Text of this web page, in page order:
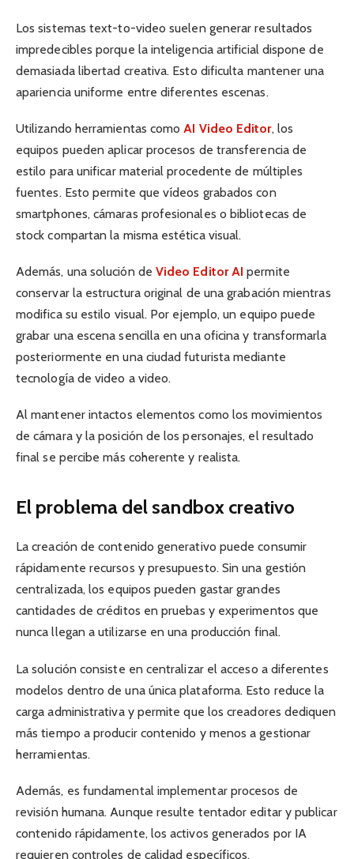
Los sistemas text-to-video suelen generar resultados
impredecibles porque la inteligencia artificial dispone de
demasiada libertad creativa. Esto dificulta mantener una
apariencia uniforme entre diferentes escenas.
Utilizando herramientas como AI Video Editor, los
equipos pueden aplicar procesos de transferencia de
estilo para unificar material procedente de múltiples
fuentes. Esto permite que vídeos grabados con
smartphones, cámaras profesionales o bibliotecas de
stock compartan la misma estética visual.
Además, una solución de Video Editor AI permite
conservar la estructura original de una grabación mientras
modifica su estilo visual. Por ejemplo, un equipo puede
grabar una escena sencilla en una oficina y transformarla
posteriormente en una ciudad futurista mediante
tecnología de video a video.
Al mantener intactos elementos como los movimientos
de cámara y la posición de los personajes, el resultado
final se percibe más coherente y realista.
El problema del sandbox creativo
La creación de contenido generativo puede consumir
rápidamente recursos y presupuesto. Sin una gestión
centralizada, los equipos pueden gastar grandes
cantidades de créditos en pruebas y experimentos que
nunca llegan a utilizarse en una producción final.
La solución consiste en centralizar el acceso a diferentes
modelos dentro de una única plataforma. Esto reduce la
carga administrativa y permite que los creadores dediquen
más tiempo a producir contenido y menos a gestionar
herramientas.
Además, es fundamental implementar procesos de
revisión humana. Aunque resulte tentador editar y publicar
contenido rápidamente, los activos generados por IA
requieren controles de calidad específicos.